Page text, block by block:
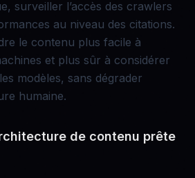
surveiller l’accès des crawlers
au niveau des citations.
le contenu plus facile à
et plus sûr à considérer
modèles, sans dégrader
humaine.
de contenu prête